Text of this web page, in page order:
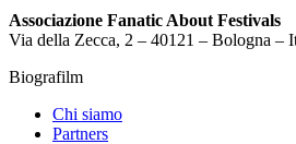
Associazione Fanatic About Festivals
Via della Zecca, 2 – 40121 – Bologna –
Biografilm
Chi siamo
Partners